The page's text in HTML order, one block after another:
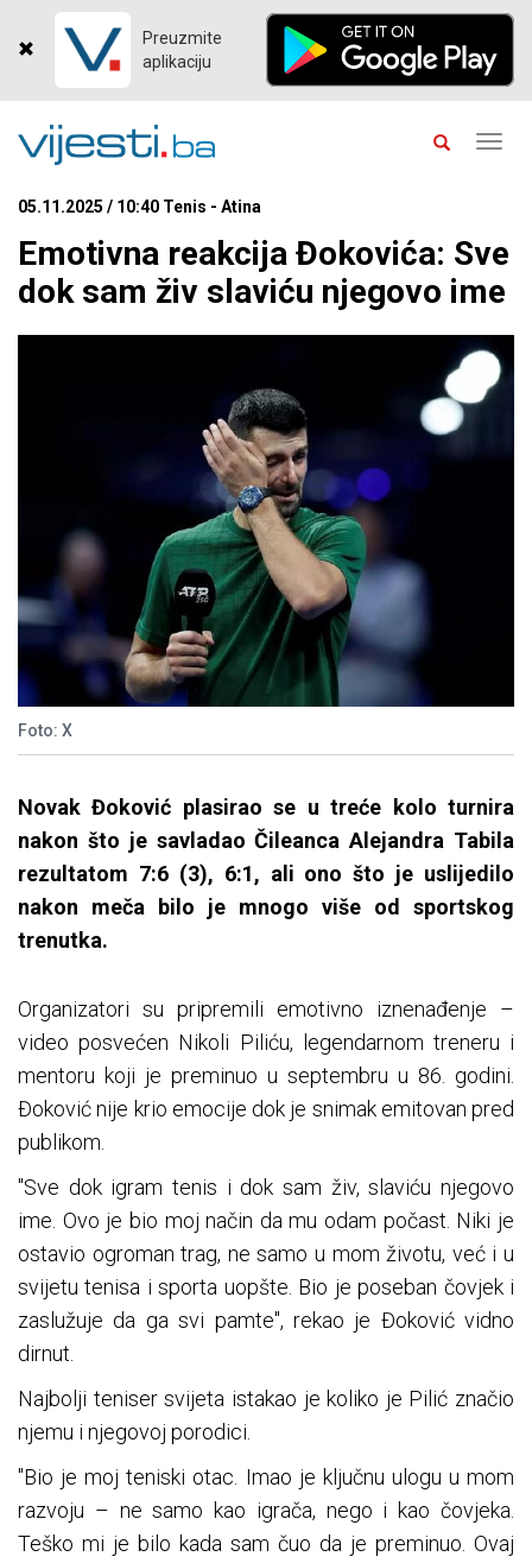
Preuzmite
aplikaciju
05.11.2025 / 10:40 Tenis - Atina
Emotivna reakcija Đokovića: Sve
dok sam živ slaviću njegovo ime
Foto: X
Novak Đoković plasirao se u treće kolo turnira
nakon što je savladao Čileanca Alejandra Tabila
rezultatom 7:6 (3), 6:1, ali ono što je uslijedilo
nakon meča bilo je mnogo više od sportskog
trenutka.
Organizatori su pripremili emotivno iznenađenje –
video posvećen Nikoli Piliću, legendarnom treneru i
mentoru koji je preminuo u septembru u 86. godini.
Đoković nije krio emocije dok je snimak emitovan pred
publikom.
"Sve dok igram tenis i dok sam živ, slaviću njegovo
ime. Ovo je bio moj način da mu odam počast. Niki je
ostavio ogroman trag, ne samo u mom životu, već i u
svijetu tenisa i sporta uopšte. Bio je poseban čovjek i
zaslužuje da ga svi pamte", rekao je Đoković vidno
dirnut.
Najbolji teniser svijeta istakao je koliko je Pilić značio
njemu i njegovoj porodici.
"Bio je moj teniski otac. Imao je ključnu ulogu u mom
razvoju – ne samo kao igrača, nego i kao čovjeka.
Teško mi je bilo kada sam čuo da je preminuo. Ovaj